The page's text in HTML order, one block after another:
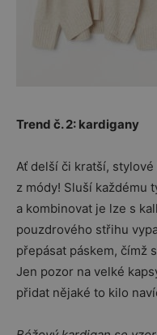
Trend č. 2: kardigany
Ať delší či kratší,
z módy! Sluší každému
a kombinovat je lze s
pouzdrového střihu
přepásat páskem, čímž
Jen pozor na velké
přidat nějaké to kilo